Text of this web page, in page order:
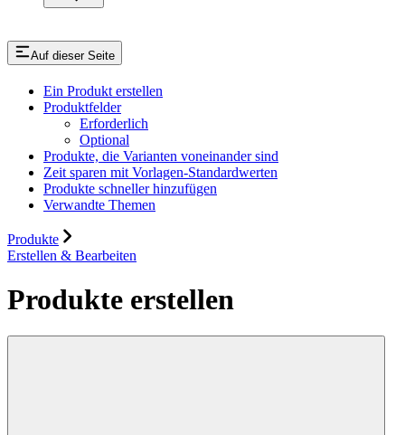
Auf dieser Seite
Ein Produkt erstellen
Produktfelder
Erforderlich
Optional
Produkte, die Varianten voneinander sind
Zeit sparen mit Vorlagen-Standardwerten
Produkte schneller hinzufügen
Verwandte Themen
Produkte
Erstellen & Bearbeiten
Produkte erstellen